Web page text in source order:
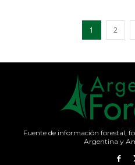
1 2
Fuente de información forestal,
Argentina y